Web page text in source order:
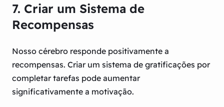
7. Criar um Sistema de
Recompensas
Nosso cérebro responde positivamente a
recompensas. Criar um sistema de gratificações por
completar tarefas pode aumentar
significativamente a motivação.